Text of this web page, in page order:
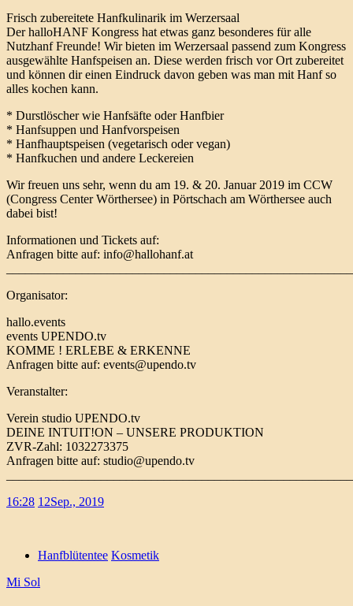
Frisch zubereitete Hanfkulinarik im Werzersaal
Der halloHANF Kongress hat etwas ganz besonderes für alle
Nutzhanf Freunde! Wir bieten im Werzersaal passend zum Kongress
ausgewählte Hanfspeisen an. Diese werden frisch vor Ort zubereitet
und können dir einen Eindruck davon geben was man mit Hanf so
alles kochen kann.
* Durstlöscher wie Hanfsäfte oder Hanfbier
* Hanfsuppen und Hanfvorspeisen
* Hanfhauptspeisen (vegetarisch oder vegan)
* Hanfkuchen und andere Leckereien
Wir freuen uns sehr, wenn du am 19. & 20. Januar 2019 im CCW
(Congress Center Wörthersee) in Pörtschach am Wörthersee auch
dabei bist!
Informationen und Tickets auf:
Anfragen bitte auf: info@hallohanf.at
Organisator:
hallo.events
events UPENDO.tv
KOMME ! ERLEBE & ERKENNE
Anfragen bitte auf: events@upendo.tv
Veranstalter:
Verein studio UPENDO.tv
DEINE INTUIT!ON – UNSERE PRODUKTION
ZVR-Zahl: 1032273375
Anfragen bitte auf: studio@upendo.tv
16:28 12Sep., 2019
Hanfblütentee Kosmetik
Mi Sol